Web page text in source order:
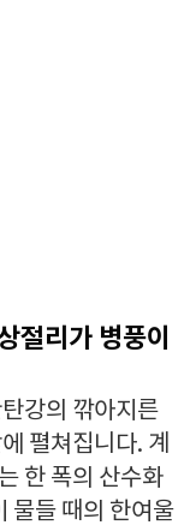
절리가 병풍이
강의 깎아지른
펼쳐집니다. 계
한 폭의 산수화
물들 때의 한여울